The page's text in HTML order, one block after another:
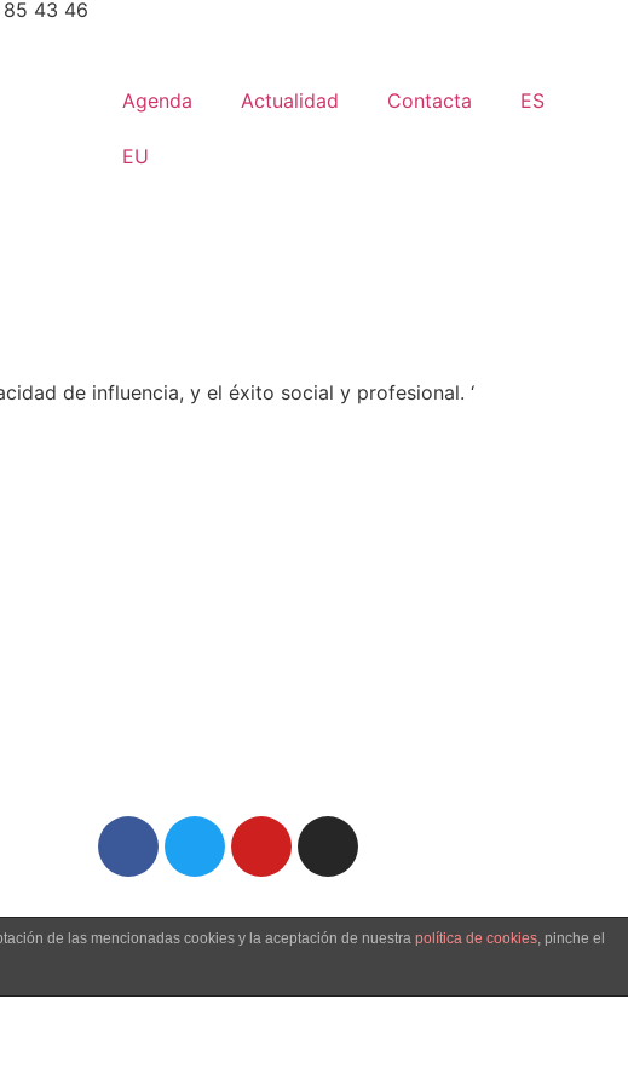
43 46
Agenda Actualidad Contacta ES
EU
de influencia, y el éxito social y profesional. ‘
de las mencionadas cookies y la aceptación de nuestra política de cookies , pinche el